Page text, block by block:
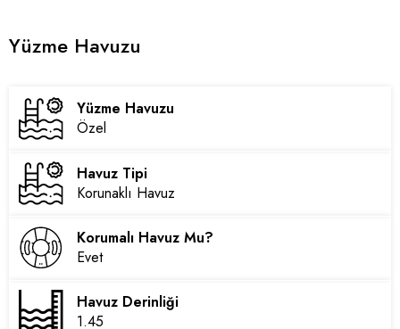
Yüzme Havuzu
Yüzme Havuzu
Özel
Havuz Tipi
Korunaklı Havuz
Korumalı Havuz Mu?
Evet
Havuz Derinliği
1.45